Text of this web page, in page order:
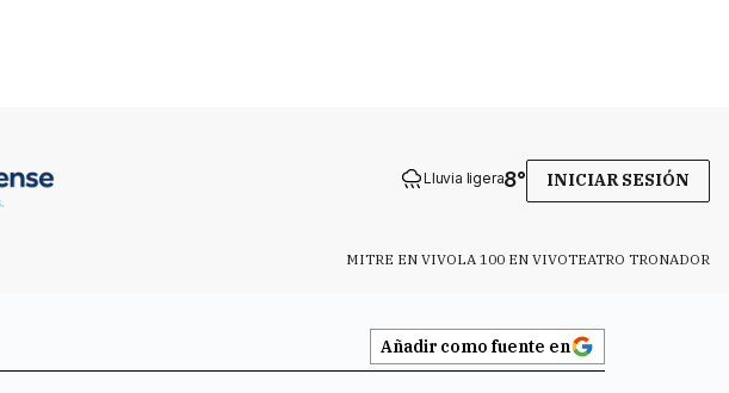
Lluvia ligera8° INICIAR SESIÓN
MITRE EN VIVOLA 100 EN VIVOTEATRO TRONADOR
Añadir como fuente en